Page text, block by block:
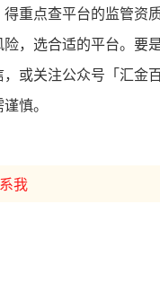
重点查平台的监管资
，选合适的平台。要
或关注公众号「汇金
慎。
我